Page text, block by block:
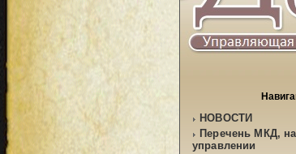
НОВОСТИ
Перечень МКД,
управлении